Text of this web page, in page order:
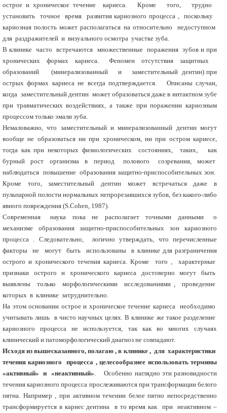
острое и хроническое течение кариеса. Кроме того, трудно
установить точное время развития кариозного процесса , поскольку
кариозная полость может располагаться на относительно недоступном
для раздражителей и визуального осмотра участке зуба.
В клинике часто встречаются множественные поражения зубов и при
хронических формах кариеса. Феномен отсутствия защитных
образований (минерализованный и заместительный дентин) при
острых формах кариеса не всегда подтверждается. Описаны случаи,
когда заместительный дентин может образоваться даже в интактном зубе
при травматических воздействиях, а также при поражении кариозным
процессом только эмали зуба.
Немаловажно, что заместительный и минерализованный дентин могут
вообще не образоваться ни при хроническом, ни при остром кариесе,
тогда как при некоторых физиологических состояниях, таких, как
бурный рост организма в период полового созревания, может
наблюдаться повышение образования защитно-приспособительных зон.
Кроме того, заместительный дентин может встречаться даже в
пульпарной полости нормальных непрорезавшихся зубов, без какого-либо
явного повреждения (S.Cohen, 1987).
Современная наука пока не располагает точными данными о
механизме образования защитно-приспособительных зон кариозного
процесса . Следовательно, логично утверждать, что перечисленные
факторы не могут быть использованы в клинике для разграничения
острого и хронического течения кариеса. Кроме того , характерные
признаки острого и хронического кариеса достоверно могут быть
выявлены только морфологическими исследованиями , проведение
которых в клинике затруднительно.
На этом основании острое и хроническое течение кариеса необходимо
учитывать лишь в чисто научных целях. В клинике же такое разделение
кариозного процесса не используется, так как во многих случаях
клинический и патоморфологический диагноз не совпадают.
Исходя из вышесказанного, полагаю , в клинике , для характеристики
течения кариозного процесса , целесообразнее использовать термины
«активный» и «неактивный» . Особенно наглядно эти разновидности
течения кариозного процесса прослеживаются при трансформации белого
пятна. Например , при активном течении белое пятно непосредственно
трансформируется в кариес дентина в то время как при неактивном –